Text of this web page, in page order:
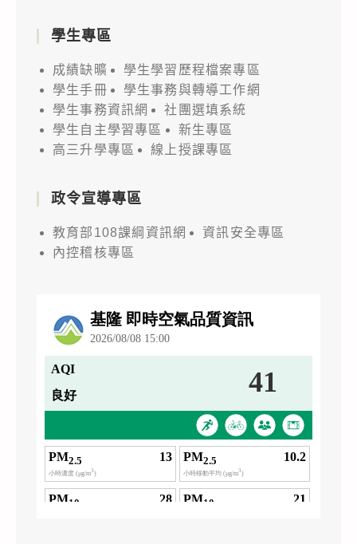
學生專區
成績缺曠
學生學習歷程檔案專區
學生手冊
學生事務與轉導工作網
學生事務資訊網
社團選填系統
學生自主學習專區
新生專區
高三升學專區
線上授課專區
政令宣導專區
教育部108課綱資訊網
資訊安全專區
內控稽核專區